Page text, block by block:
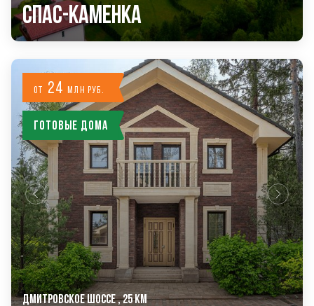
Спас-Каменка
от 24млн руб.
Готовые дома
ДМИТРОВСКОЕ ШОССЕ , 25 КМ